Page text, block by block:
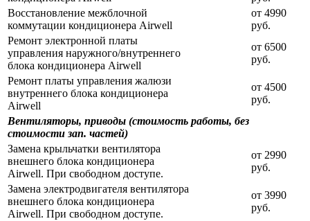
Восстановление межблочной
коммутации кондиционера Airwell
от 4990
руб.
Ремонт электронной платы
управления наружного/внутреннего
блока кондиционера Airwell
от 6500
руб.
Ремонт платы управления жалюзи
внутреннего блока кондиционера
Airwell
от 4500
руб.
Вентиляторы, приводы (стоимость работы, без
стоимости зап. частей)
Замена крыльчатки вентилятора
внешнего блока кондиционера
Airwell. При свободном доступе.
от 2990
руб.
Замена электродвигателя вентилятора
внешнего блока кондиционера
Airwell. При свободном доступе.
от 3990
руб.